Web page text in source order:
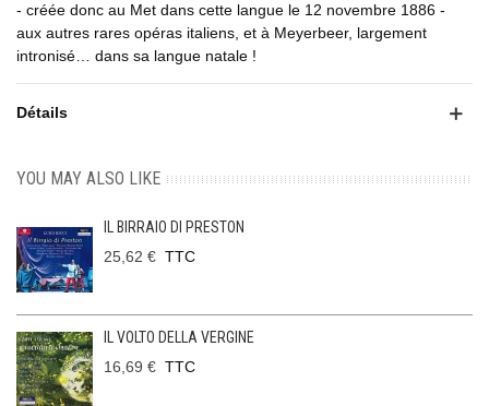
- créée donc au Met dans cette langue le 12 novembre 1886 -
aux autres rares opéras italiens, et à Meyerbeer, largement
intronisé… dans sa langue natale !
Détails
YOU MAY ALSO LIKE
IL BIRRAIO DI PRESTON
25,62 € TTC
IL VOLTO DELLA VERGINE
16,69 € TTC